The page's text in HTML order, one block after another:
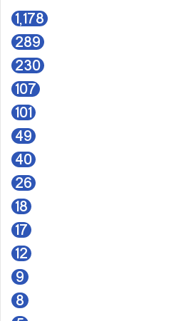
1٬178
289
230
107
101
49
40
26
18
17
12
9
8